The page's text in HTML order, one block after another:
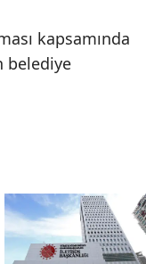
Tekirdağ
Şanlıurfa
Uşak
kapsamında
belediye